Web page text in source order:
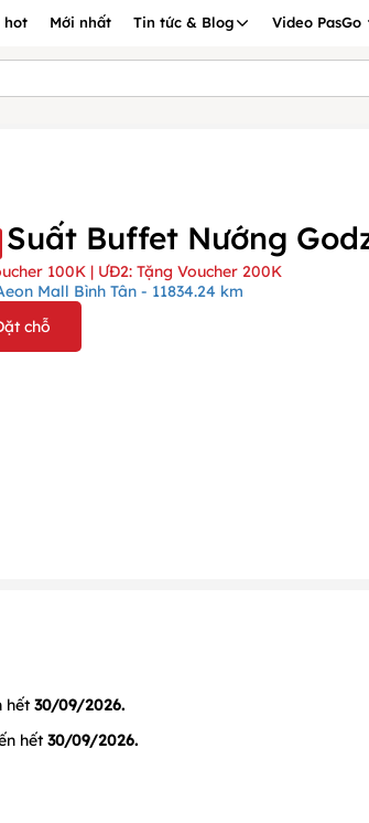
hot Mới nhất Tin tức & Blog Video PasGo
Suất Buffet Nướng
100K | ƯĐ2: Tặng Voucher 200K
Mall Bình Tân - 11834.24 km
chỗ
hết 30/09/2026.
hết 30/09/2026.